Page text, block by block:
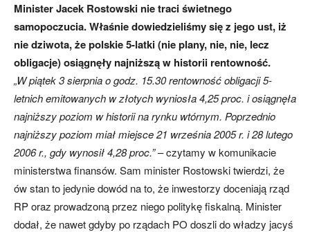
Minister Jacek Rostowski nie traci świetnego
samopoczucia. Właśnie dowiedzieliśmy się z jego ust, iż
nie dziwota, że polskie 5-latki (nie plany, nie, nie, lecz
obligacje) osiągnęły najniższą w historii rentowność.
„W piątek 3 sierpnia o godz. 15.30 rentowność obligacji 5-
letnich emitowanych w złotych wyniosła 4,25 proc. i osiągnęła
najniższy poziom w historii na rynku wtórnym. Poprzednio
najniższy poziom miał miejsce 21 września 2005 r. i 28 lutego
2006 r., gdy wynosił 4,28 proc.”– czytamy w komunikacie
ministerstwa finansów. Sam minister Rostowski twierdzi, że
ów stan to jedynie dowód na to, że inwestorzy doceniają rząd
RP oraz prowadzoną przez niego politykę fiskalną. Minister
dodał, że nawet gdyby po rządach PO doszli do władzy jacyś